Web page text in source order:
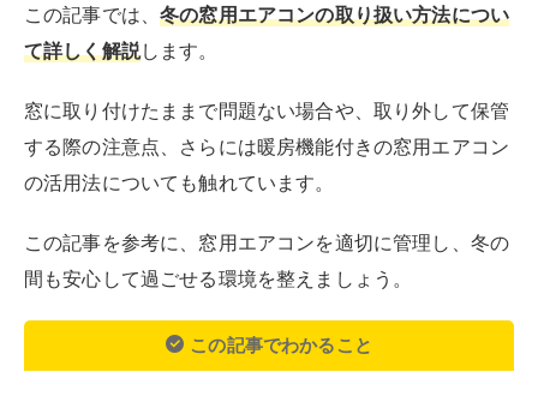
この記事では、冬の窓用エアコンの取り扱い方法につい
て詳しく解説します。
窓に取り付けたままで問題ない場合や、取り外して保管
する際の注意点、さらには暖房機能付きの窓用エアコン
の活用法についても触れています。
この記事を参考に、窓用エアコンを適切に管理し、冬の
間も安心して過ごせる環境を整えましょう。
この記事でわかること